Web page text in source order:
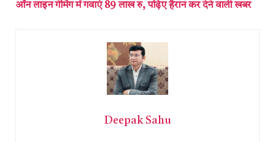
ऑन लाइन गेमिंग में गवाएं 89 लाख रु, पढ़िए हैरान कर देने वाली खबर
Deepak Sahu